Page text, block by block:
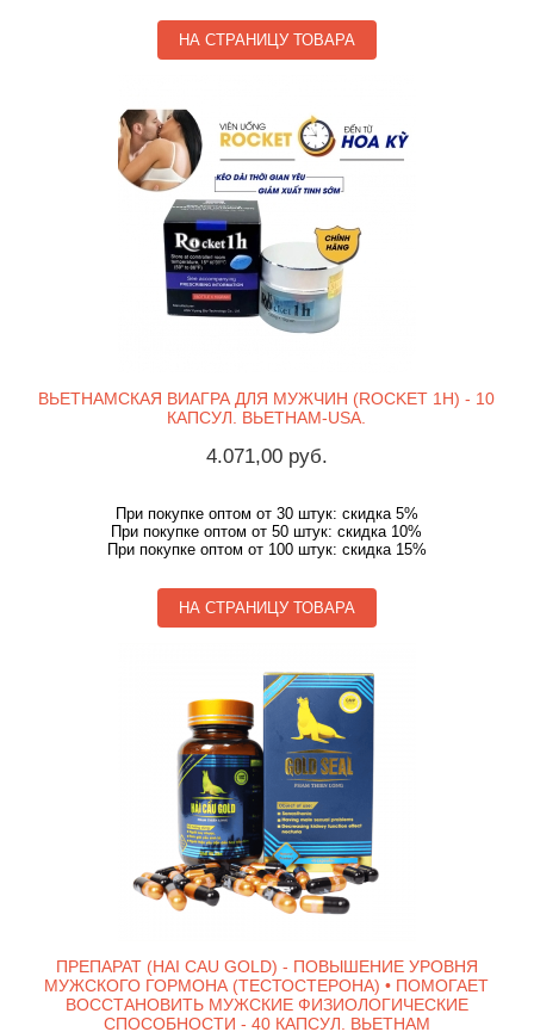
НА СТРАНИЦУ ТОВАРА
ВЬЕТНАМСКАЯ ВИАГРА ДЛЯ МУЖЧИН (ROCKET 1H) - 10
КАПСУЛ. ВЬЕТНАМ-USA.
4.071,00 руб.
При покупке оптом от 30 штук: скидка 5%
При покупке оптом от 50 штук: скидка 10%
При покупке оптом от 100 штук: скидка 15%
НА СТРАНИЦУ ТОВАРА
ПРЕПАРАТ (HAI CAU GOLD) - ПОВЫШЕНИЕ УРОВНЯ
МУЖСКОГО ГОРМОНА (ТЕСТОСТЕРОНА) • ПОМОГАЕТ
ВОССТАНОВИТЬ МУЖСКИЕ ФИЗИОЛОГИЧЕСКИЕ
СПОСОБНОСТИ - 40 КАПСУЛ. ВЬЕТНАМ